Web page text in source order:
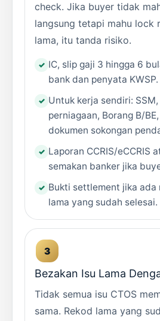
check. Jika buyer tidak
langsung tetapi mahu lock
lama, itu tanda risiko.
IC, slip gaji 3 hingga 6
bank dan penyata KWSP.
Untuk kerja sendiri:
perniagaan, Borang B/
dokumen sokongan
Laporan CCRIS/eCCRIS
semakan banker jika
Bukti settlement jika ada
lama yang sudah selesai.
Bezakan Isu Lama
Tidak semua isu CTOS
sama. Rekod lama yang